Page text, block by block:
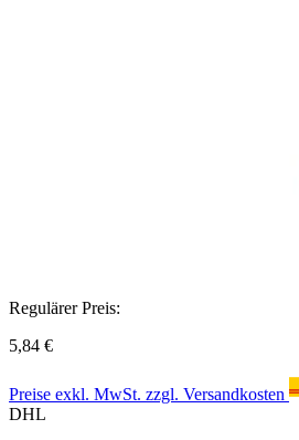
Regulärer Preis:
5,84 €
Preise exkl. MwSt. zzgl. Versandkosten
DHL